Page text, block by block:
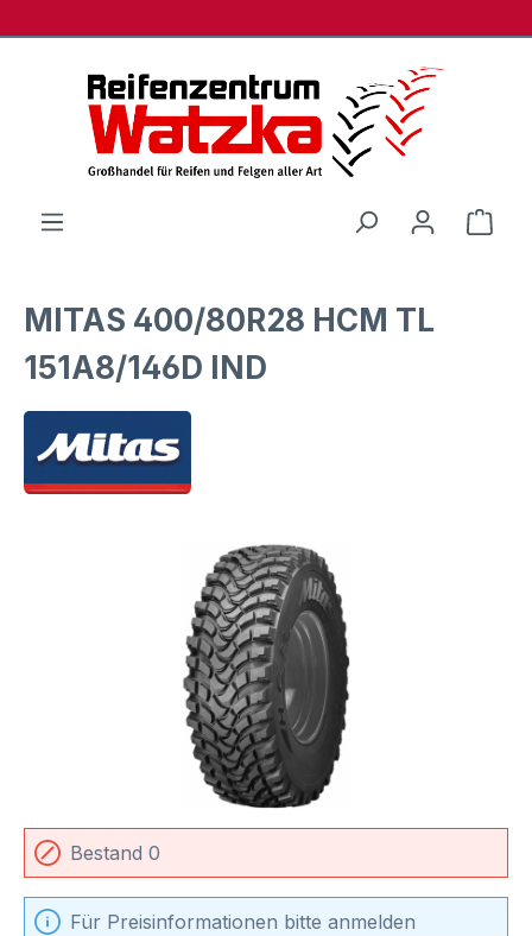
MITAS 400/80R28 HCM TL
151A8/146D IND
Bildergalerie überspringen
Bestand 0
Für Preisinformationen bitte anmelden